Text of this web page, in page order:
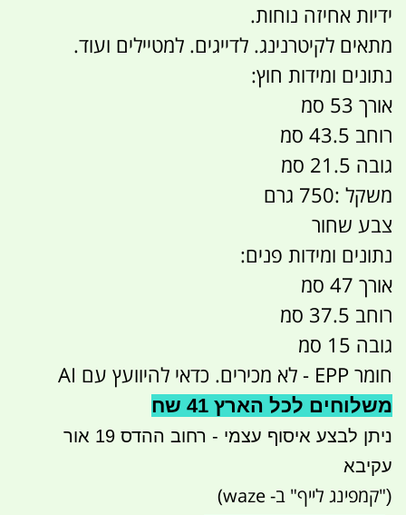
ידיות אחיזה נוחות.
מתאים לקיטרנינג. לדייגים. למטיילים ועוד.
נתונים ומידות חוץ:
אורך 53 סמ
רוחב 43.5 סמ
גובה 21.5 סמ
משקל :750 גרם
צבע שחור
נתונים ומידות פנים:
אורך 47 סמ
רוחב 37.5 סמ
גובה 15 סמ
חומר EPP - לא מכירים. כדאי להיוועץ עם AI
משלוחים לכל הארץ 41 שח
ניתן לבצע איסוף עצמי - רחוב ההדס 19 אור
עקיבא
("קמפינג לייף" ב- waze)